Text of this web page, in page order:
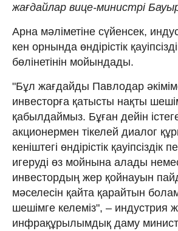
жағдайлар вице-министрі
Арна мәліметіне сүйенсек,
кен орнында өндірістік
бөлінетінін мойындады.
"Бұл жағдайды Павлодар
инвесторға қатысты нақты
қабылдаймыз. Бұған дейін
акционермен тікелей диалог
кеніштегі өндірістік қауіпсіздік
игеруді өз мойнына алады
инвестордың жер қойнауын
мәселесін қайта қарайтын
шешімге келеміз", – индустрия
инфрақұрылымдық даму